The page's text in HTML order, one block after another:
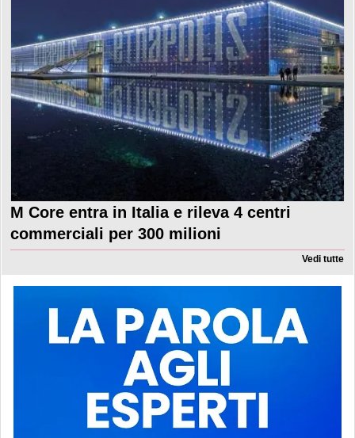
M Core entra in Italia e rileva 4 centri
commerciali per 300 milioni
Vedi tutte